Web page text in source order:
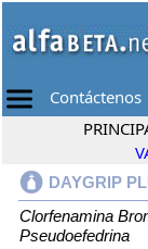
Contáctenos
DAYGRIP
Clorfenamina
Pseudoefedrina